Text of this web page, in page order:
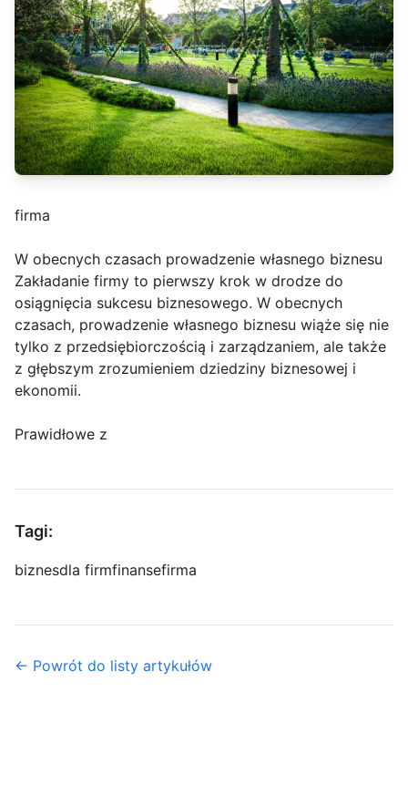
firma
W obecnych czasach prowadzenie własnego biznesu
Zakładanie firmy to pierwszy krok w drodze do
osiągnięcia sukcesu biznesowego. W obecnych
czasach, prowadzenie własnego biznesu wiąże się nie
tylko z przedsiębiorczością i zarządzaniem, ale także
z głębszym zrozumieniem dziedziny biznesowej i
ekonomii.
Prawidłowe z
Tagi:
biznesdla firmfinansefirma
← Powrót do listy artykułów